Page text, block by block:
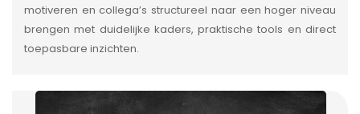
motiveren en collega’s structureel naar een hoger niveau
brengen met duidelijke kaders, praktische tools en direct
toepasbare inzichten.